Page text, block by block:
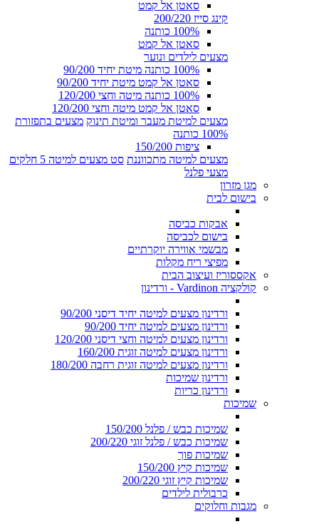
סאטן אל קמט
קינג סייז 200/220
100% כותנה
סאטן אל קמט
מצעים לילדים ונוער
100% כותנה מיטת יחיד 90/200
סאטן אל קמט מיטת יחיד 90/200
100% כותנה מיטה וחצי 120/200
סאטן אל קמט מיטה וחצי 120/200
מצעים למיטת מעבר ומיטת תינוק מצעים בתפזורת
100% כותנה
ציפות 150/200
מצעים למיטה מתכווננת סט מצעים למיטה 5 חלקים
מצעי פלנל
מגן מזרון
בישום לבית
אבקות כביסה
בישום לכביסה
מבשמי אווירה יוקרתיים
מפיצי ריח מקלות
אקססוריז ועיצוב הבית
קולקציה Vardinon - ורדינון
ורדינון מצעים למיטה יחיד דיסני 90/200
ורדינון מצעים למיטה יחיד 90/200
ורדינון מצעים למיטה וחצי דיסני 120/200
ורדינון מצעים למיטה זוגית 160/200
ורדינון מצעים למיטה זוגית רחבה 180/200
ורדינון שמיכות
ורדינון כריות
שמיכות
שמיכות כבש / פלנל 150/200
שמיכות כבש / פלנל זוגי 200/220
שמיכות פוך
שמיכות קיץ 150/200
שמיכות קיץ זוגי 200/220
כרבולית לילדים
מגבות וחלוקים